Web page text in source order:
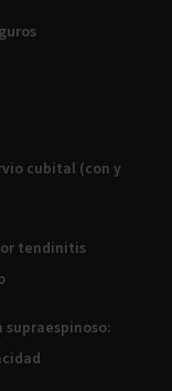
cubital (con y
tendinitis